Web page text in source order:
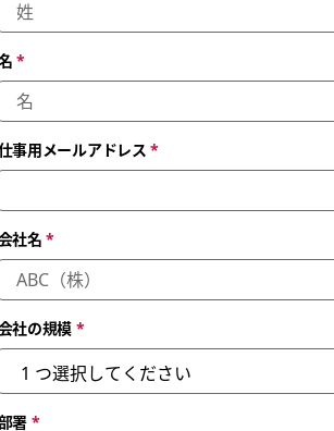
*
事用メールアドレス *
社名 *
社の規模 *
署*